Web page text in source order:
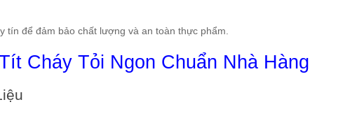
tín để đảm bảo chất lượng và an toàn thực phẩm.
Cháy Tỏi Ngon Chuẩn Nhà Hàng